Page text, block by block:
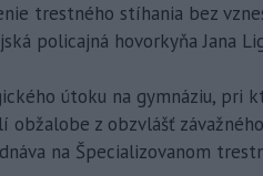
trestného stíhania bez
policajná hovorkyňa Jana
útoku na gymnáziu, pri
obžalobe z obzvlášť
na Špecializovanom